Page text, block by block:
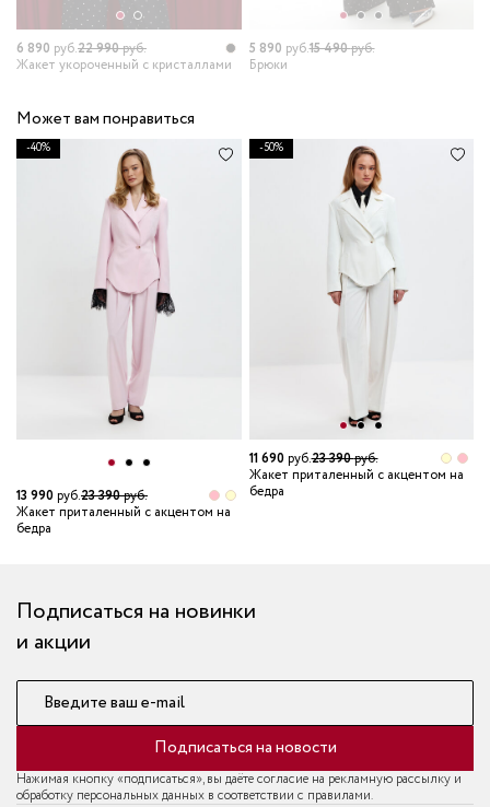
6 890 руб.22 990руб.
Жакет укороченный с кристаллами
5 890 руб.15 490руб.
Брюки
Может вам понравиться
-40%
13 990руб.23 390руб.
Жакет приталенный с акцентом на
бедра
-50%
11 690руб.23 390руб.
Жакет приталенный с акцентом на
бедра
Подписаться на новинки
и акции
Введите ваш e-mail
Подписаться на новости
Нажимая кнопку «подписаться», вы даёте согласие на рекламную рассылку и
обработку персональных данных в соответствии с правилами.